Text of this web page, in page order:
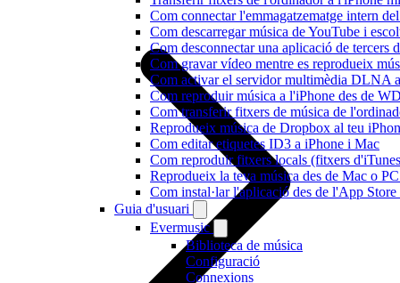
Com connectar l'emmagatzematge intern
Com descarregar música de YouTube i
Com desconnectar una aplicació de tercers
Com gravar vídeo mentre es reprodueix
Com activar el servidor multimèdia DLNA
Com reproduir música a l'iPhone des de
Com transferir fitxers de música de
Reprodueix música de Dropbox al teu
Com editar etiquetes ID3 a iPhone i Mac
Com reproduir fitxers locals (fitxers
Reprodueix la teva música des de Mac o
Com instal·lar l'aplicació des de l'App
Guia d'usuari
Evermusic
Biblioteca de música
Configuració
Connexions